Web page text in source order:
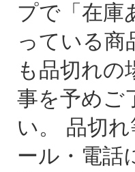
プで「在庫
っている商
も品切れの
事を予めご
い。 品切
ール・電話